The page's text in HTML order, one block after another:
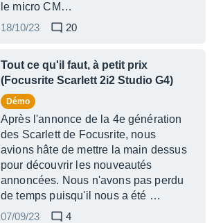
le micro CM…
18/10/23
20
Tout ce qu'il faut, à petit prix
(Focusrite Scarlett 2i2 Studio G4)
Démo
Après l'annonce de la 4e génération
des Scarlett de Focusrite, nous
avions hâte de mettre la main dessus
pour découvrir les nouveautés
annoncées. Nous n'avons pas perdu
de temps puisqu'il nous a été …
07/09/23
4